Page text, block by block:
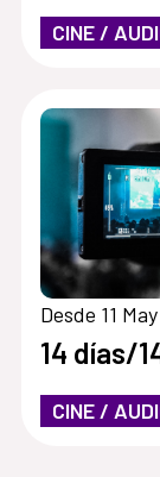
CINE /
Desde 11
14 días/
CINE /